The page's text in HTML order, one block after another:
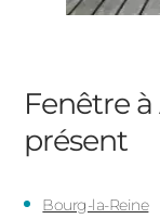
Fenêtre
présent
Bourg-la-Reine